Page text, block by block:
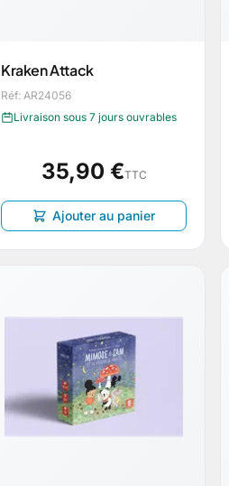
Kraken Attack
Réf: AR24056
Livraison sous 7 jours ouvrables
35,90 €TTC
Ajouter au panier